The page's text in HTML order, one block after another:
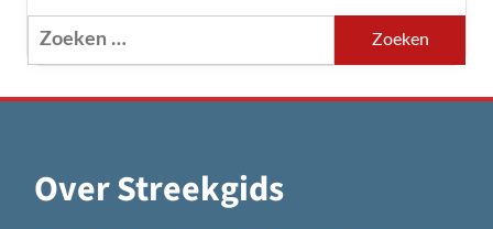
Zoeken
naar:
Over Streekgids